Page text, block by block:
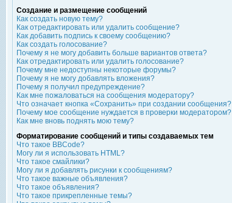
Создание и размещение сообщений
Как создать новую тему?
Как отредактировать или удалить сообщение?
Как добавить подпись к своему сообщению?
Как создать голосование?
Почему я не могу добавить больше вариантов ответа?
Как отредактировать или удалить голосование?
Почему мне недоступны некоторые форумы?
Почему я не могу добавлять вложения?
Почему я получил предупреждение?
Как мне пожаловаться на сообщения модератору?
Что означает кнопка «Сохранить» при создании сообщения?
Почему мое сообщение нуждается в проверки модератором?
Как мне вновь поднять мою тему?
Форматирование сообщений и типы создаваемых тем
Что такое BBCode?
Могу ли я использовать HTML?
Что такое смайлики?
Могу ли я добавлять рисунки к сообщениям?
Что такое важные объявления?
Что такое объявления?
Что такое прикрепленные темы?